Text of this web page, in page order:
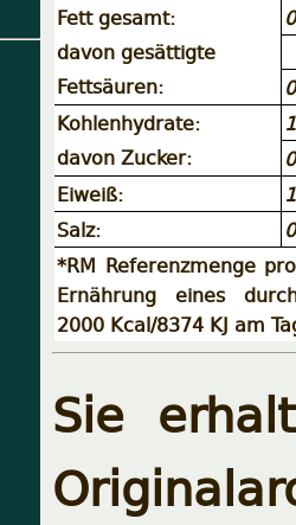
Fett gesamt:
davon gesättigte
Fettsäuren:
Kohlenhydrate:
davon Zucker:
Eiweiß:
Salz:
*RM Referenzmenge
Ernährung eines
2000 Kcal/8374 KJ am
Sie